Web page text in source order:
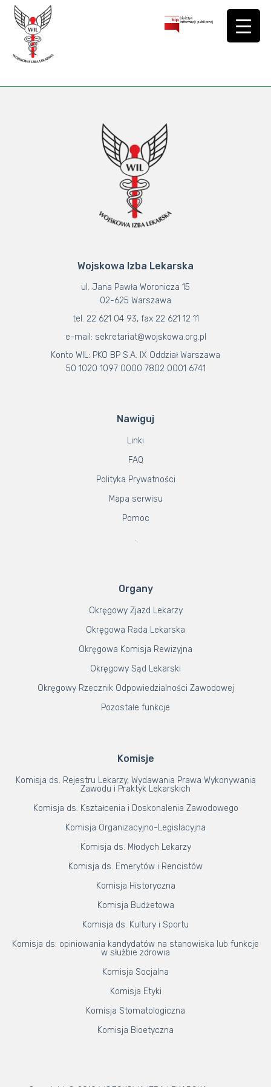
Wojskowa Izba Lekarska
ul. Jana Pawła Woronicza 15
02-625 Warszawa
tel. 22 621 04 93, fax 22 621 12 11
e-mail: sekretariat@wojskowa.org.pl
Konto WIL: PKO BP S.A. IX Oddział Warszawa
50 1020 1097 0000 7802 0001 6741
Nawiguj
Linki
FAQ
Polityka Prywatności
Mapa serwisu
Pomoc
.
Organy
Okręgowy Zjazd Lekarzy
Okręgowa Rada Lekarska
Okręgowa Komisja Rewizyjna
Okręgowy Sąd Lekarski
Okręgowy Rzecznik Odpowiedzialności Zawodowej
Pozostałe funkcje
Komisje
Komisja ds. Rejestru Lekarzy, Wydawania Prawa Wykonywania
Zawodu i Praktyk Lekarskich
Komisja ds. Kształcenia i Doskonalenia Zawodowego
Komisja Organizacyjno-Legislacyjna
Komisja ds. Młodych Lekarzy
Komisja ds. Emerytów i Rencistów
Komisja Historyczna
Komisja Budżetowa
Komisja ds. Kultury i Sportu
Komisja ds. opiniowania kandydatów na stanowiska lub funkcje
w służbie zdrowia
Komisja Socjalna
Komisja Etyki
Komisja Stomatologiczna
Komisja Bioetyczna